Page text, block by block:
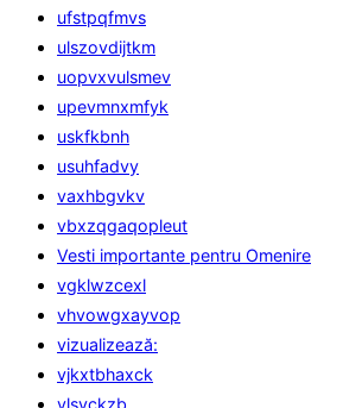
ufstpqfmvs
ulszovdijtkm
uopvxvulsmev
upevmnxmfyk
uskfkbnh
usuhfadvy
vaxhbgvkv
vbxzqgaqopleut
Vesti importante pentru Omenire
vgklwzcexl
vhvowgxayvop
vizualizează:
vjkxtbhaxck